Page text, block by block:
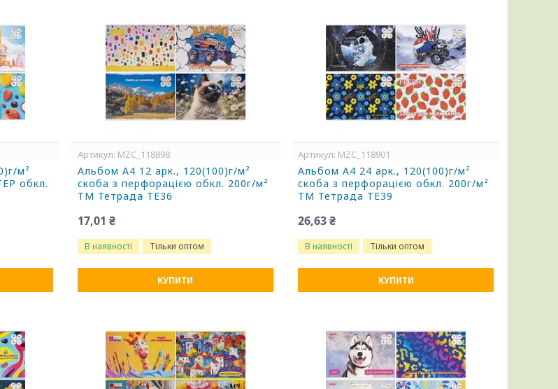
м²
обкл.
MZC_118898
Альбом А4 12 арк., 120(100)г/м²
скоба з перфорацією обкл. 200г/м²
ТМ Тетрада ТЕ36
17,01 ₴
В наявності Тільки оптом
КУПИТИ
MZC_118901
Альбом А4 24 арк., 120(100)г/м²
скоба з перфорацією обкл. 200г/м²
ТМ Тетрада ТЕ39
26,63 ₴
В наявності Тільки оптом
КУПИТИ